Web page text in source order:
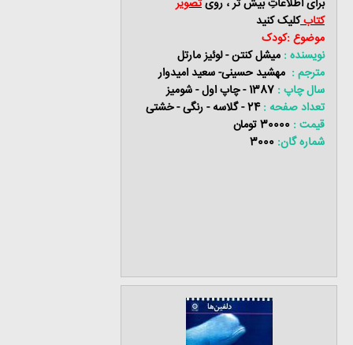
برای اطلاعاتِ بیش تر ، رویتصویر
کتابکلیک کنید
موضوع :کودک
نویسنده : میشل کنتن - لوئیز مارتل
مترجم : مهشید حسینی- سعید امیدوار
سال چاپ :
تعداد صفحه :24 - گلاسه - رنگی - خشتی
قیمت :
شماره گان: